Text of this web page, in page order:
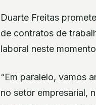
Duarte Freitas
de contratos de
laboral neste
“Em paralelo, vamos
no setor empresarial,